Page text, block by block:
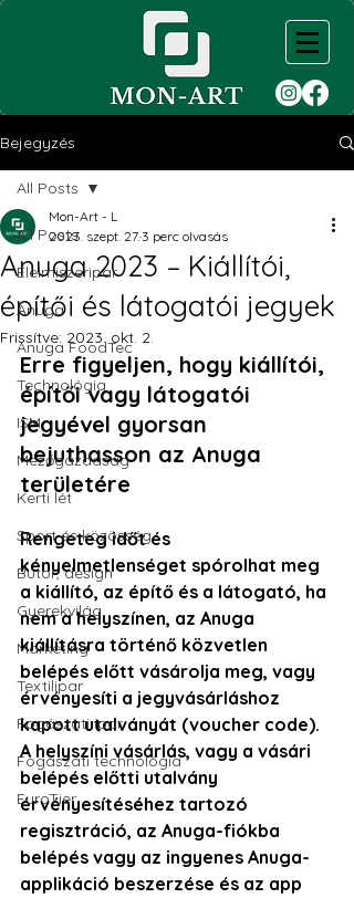
Bejegyzés
All Posts
Élelmiszeripar
Anuga
Anuga FoodTec
Technológia
ISM
Mezőgazdaság
Kerti lét
Sport és közösség
Bútor, design
Gyerekvilág
Marketing
Textilipar
Fogászati ipar
Fogászati technológia
EuroTier
All Posts
Anuga 2023 – Kiállítói,
építői és látogatói jegyek
Mon-Art - L
2023. szept. 27. 3 perc olvasás
Frissítve: 2023. okt. 2.
Erre figyeljen, hogy kiállítói,
építői vagy látogatói
jegyével gyorsan
bejuthasson az Anuga
területére
Rengeteg időt és
kényelmetlenséget spórolhat meg
a kiállító, az építő és a látogató, ha
nem a helyszínen, az Anuga
kiállításra történő közvetlen
belépés előtt vásárolja meg, vagy
érvényesíti a jegyvásárláshoz
kapott utalványát (voucher code).
A helyszíni vásárlás, vagy a vásári
belépés előtti utalvány
érvényesítéséhez tartozó
regisztráció, az Anuga-fiókba
belépés vagy az ingyenes Anuga-
applikáció beszerzése és az app